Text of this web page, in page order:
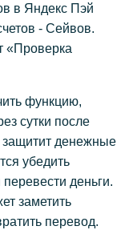
в Яндекс Пэй
- Сейвов.
«Проверка
функцию,
сутки после
защитит денежные
убедить
деньги.
заметить
перевод.